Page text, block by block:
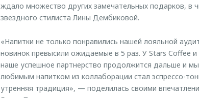
ждало множество других замечательных подарков, в
звездного стилиста Лины Дембиковой.
«Напитки не только понравились нашей лояльной
новинок превысили ожидаемые в 5 раз. У Stars Coffee
наше успешное партнерство продолжится дальше и
любимым напитком из коллаборации стал эспрессо-
утренняя традиция», — поделилась своими